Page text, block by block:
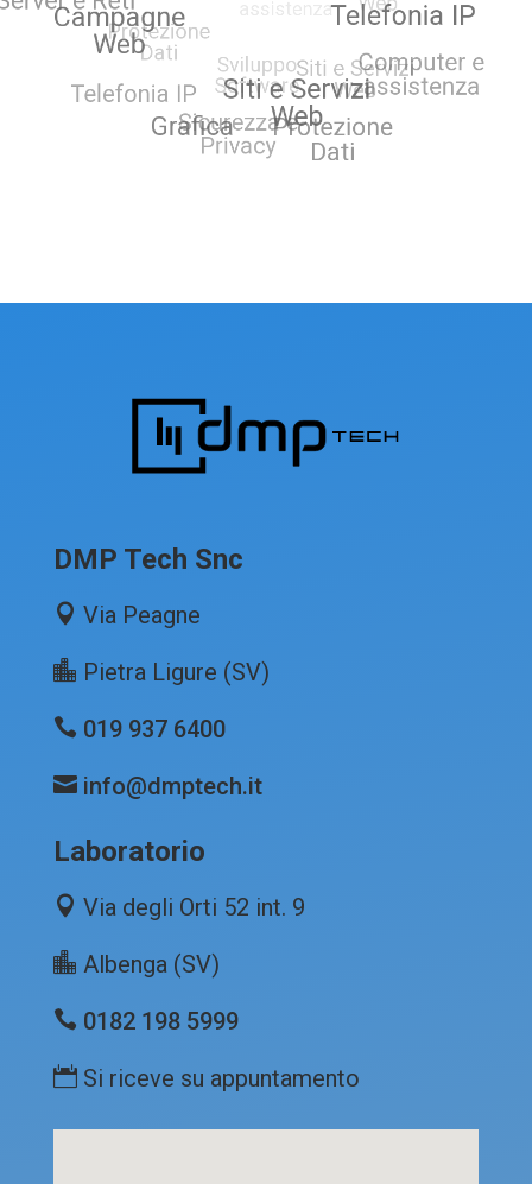
DMP Tech Snc
Via Peagne
Pietra Ligure (SV)
019 937 6400
info@dmptech.it
Laboratorio
Via degli Orti 52 int. 9
Albenga (SV)
0182 198 5999
Si riceve su appuntamento